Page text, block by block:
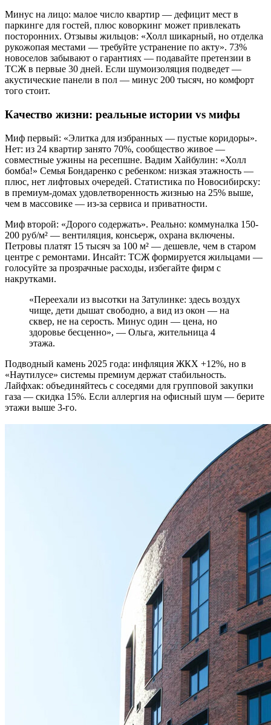
Минус на лицо: малое число квартир — дефицит мест в
паркинге для гостей, плюс коворкинг может привлекать
посторонних. Отзывы жильцов: «Холл шикарный, но отделка
рукожопая местами — требуйте устранение по акту». 73%
новоселов забывают о гарантиях — подавайте претензии в
ТСЖ в первые 30 дней. Если шумоизоляция подведет —
акустические панели в пол — минус 200 тысяч, но комфорт
того стоит.
Качество жизни: реальные истории vs мифы
Миф первый: «Элитка для избранных — пустые коридоры».
Нет: из 24 квартир занято 70%, сообщество живое —
совместные ужины на ресепшне. Вадим Хайбулин: «Холл
бомба!» Семья Бондаренко с ребенком: низкая этажность —
плюс, нет лифтовых очередей. Статистика по Новосибирску:
в премиум-домах удовлетворенность жизнью на 25% выше,
чем в массовике — из-за сервиса и приватности.
Миф второй: «Дорого содержать». Реально: коммуналка 150-
200 руб/м² — вентиляция, консьерж, охрана включены.
Петровы платят 15 тысяч за 100 м² — дешевле, чем в старом
центре с ремонтами. Инсайт: ТСЖ формируется жильцами —
голосуйте за прозрачные расходы, избегайте фирм с
накрутками.
«Переехали из высотки на Затулинке: здесь воздух
чище, дети дышат свободно, а вид из окон — на
сквер, не на серость. Минус один — цена, но
здоровье бесценно», — Ольга, жительница 4
этажа.
Подводный камень 2025 года: инфляция ЖКХ +12%, но в
«Наутилусе» системы премиум держат стабильность.
Лайфхак: объединяйтесь с соседями для групповой закупки
газа — скидка 15%. Если аллергия на офисный шум — берите
этажи выше 3-го.